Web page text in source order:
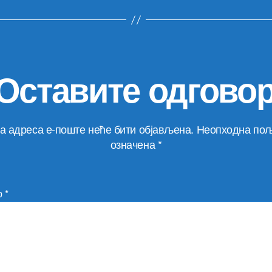
адреса е-поште неће бити објављена. Неопходна
означена *
*